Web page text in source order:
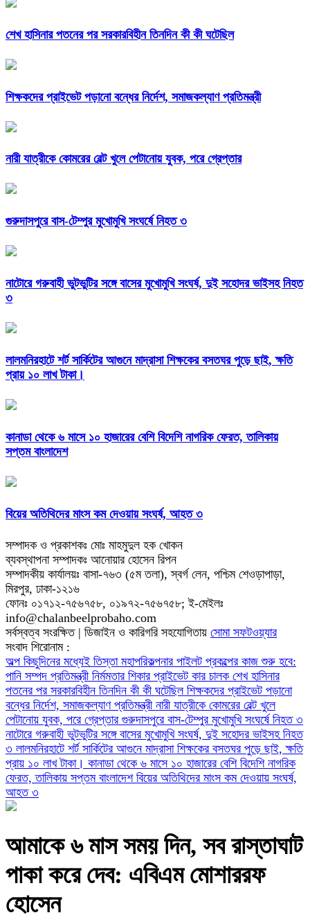
শেখ হাসিনার পতনের পর সরকারবিহীন তিনদিন কী কী ঘটেছিল
শিক্ষকদের প্রাইভেট পড়ানো বন্ধের নির্দেশ, সমাজকল্যাণ প্রতিমন্ত্রী
নারী যাত্রীকে কোমরের বেল্ট খুলে পেটানোয় যুবক, পরে গ্রেপ্তার
গুরুদাসপুরে বাস-টেম্পুর মুখোমুখি সংঘর্ষে নিহত ৩
নাটোরে গরুবাহী ভুটভুটির সঙ্গে বাসের মুখোমুখি সংঘর্ষ, দুই সহোদর ভাইসহ নিহত
৩
লালমনিরহাটে শর্ট সার্কিটের আগুনে মাদ্রাসা শিক্ষকের বসতঘর পুড়ে ছাই, ক্ষতি
প্রায় ১০ লাখ টাকা।
কানাডা থেকে ৬ মাসে ১০ হাজারের বেশি বিদেশি নাগরিক ফেরত, তালিকায়
সপ্তম বাংলাদেশ
বিয়ের অতিথিদের মাংস কম দেওয়ায় সংঘর্ষ, আহত ৩
সম্পাদক ও প্রকাশকঃ মোঃ মাহমুদুল হক খোকন
ব্যবস্থাপনা সম্পাদকঃ আনোয়ার হোসেন রিপন
সম্পাদকীয় কার্যালয়ঃ বাসা-৭৬৩ (৫ম তলা), স্বর্গ লেন, পশ্চিম শেওড়াপাড়া,
মিরপুর, ঢাকা-১২১৬
ফোনঃ ০১৭১২-৭৫৬৭৫৮, ০১৯৭২-৭৫৬৭৫৮; ই-মেইলঃ
info@chalanbeelprobaho.com
সর্বস্বত্ব সংরক্ষিত | ডিজাইন ও কারিগরি সহযোগিতায় সোমা সফটওয়্যার
সংবাদ শিরোনাম :
অল্প কিছুদিনের মধ্যেই তিস্তা মহাপরিকল্পনার পাইলট প্রকল্পের কাজ শুরু হবে:
পানি সম্পদ প্রতিমন্ত্রী নির্মমতার শিকার প্রাইভেট কার চালক শেখ হাসিনার
পতনের পর সরকারবিহীন তিনদিন কী কী ঘটেছিল শিক্ষকদের প্রাইভেট পড়ানো
বন্ধের নির্দেশ, সমাজকল্যাণ প্রতিমন্ত্রী নারী যাত্রীকে কোমরের বেল্ট খুলে
পেটানোয় যুবক, পরে গ্রেপ্তার গুরুদাসপুরে বাস-টেম্পুর মুখোমুখি সংঘর্ষে নিহত ৩
নাটোরে গরুবাহী ভুটভুটির সঙ্গে বাসের মুখোমুখি সংঘর্ষ, দুই সহোদর ভাইসহ নিহত
৩ লালমনিরহাটে শর্ট সার্কিটের আগুনে মাদ্রাসা শিক্ষকের বসতঘর পুড়ে ছাই, ক্ষতি
প্রায় ১০ লাখ টাকা। কানাডা থেকে ৬ মাসে ১০ হাজারের বেশি বিদেশি নাগরিক
ফেরত, তালিকায় সপ্তম বাংলাদেশ বিয়ের অতিথিদের মাংস কম দেওয়ায় সংঘর্ষ,
আহত ৩
আমাকে ৬ মাস সময় দিন, সব রাস্তাঘাট
পাকা করে দেব: এবিএম মোশাররফ
হোসেন